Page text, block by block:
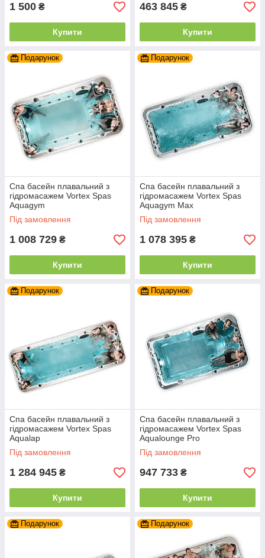
1 500 ₴
Купити
463 845 ₴
Купити
Подарунок
Спа басейн плавальний з
гідромасажем Vortex Spas
Aquagym
Під замовлення
1 008 729 ₴
Купити
Подарунок
Спа басейн плавальний з
гідромасажем Vortex Spas
Aquagym Max
Під замовлення
1 078 395 ₴
Купити
Подарунок
Спа басейн плавальний з
гідромасажем Vortex Spas
Aqualap
Під замовлення
1 284 945 ₴
Купити
Подарунок
Спа басейн плавальний з
гідромасажем Vortex Spas
Aqualounge Pro
Під замовлення
947 733 ₴
Купити
Подарунок Подарунок